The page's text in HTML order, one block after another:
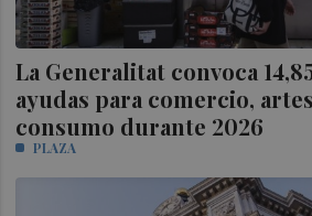
La Generalitat convoca
ayudas para comercio,
consumo durante 2026
PLAZA